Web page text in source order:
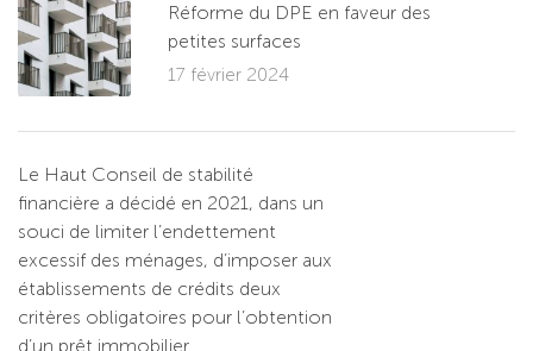
Réforme du DPE en faveur des
petites surfaces
17 février 2024
Le Haut Conseil de stabilité
financière a décidé en 2021, dans un
souci de limiter l’endettement
excessif des ménages, d’imposer aux
établissements de crédits deux
critères obligatoires pour l’obtention
d’un prêt immobilier.